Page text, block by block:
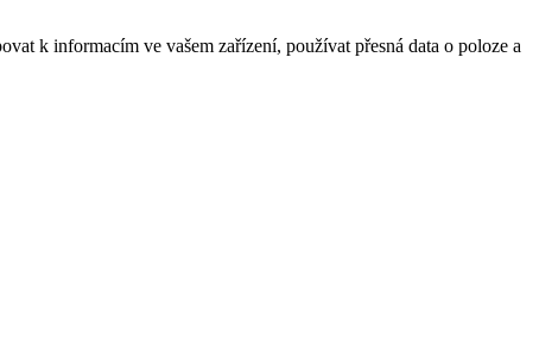
k informacím ve vašem zařízení, používat přesná data o poloze a